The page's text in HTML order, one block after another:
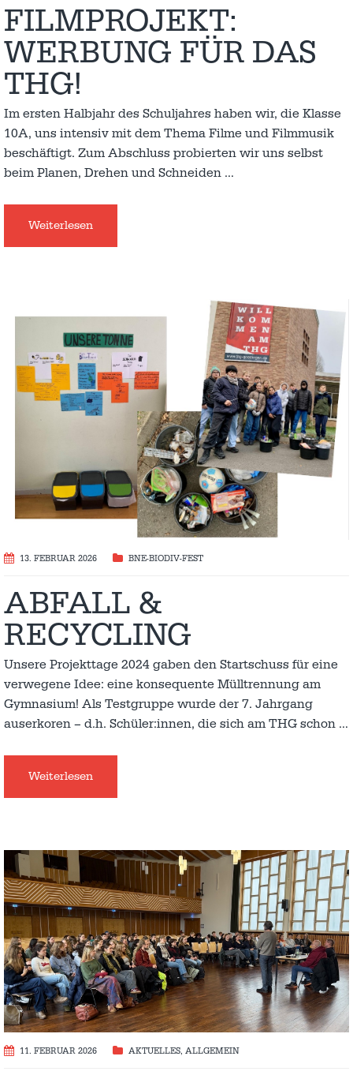
FILMPROJEKT:
WERBUNG FÜR DAS
THG!
Im ersten Halbjahr des Schuljahres haben wir, die Klasse
10A, uns intensiv mit dem Thema Filme und Filmmusik
beschäftigt. Zum Abschluss probierten wir uns selbst
beim Planen, Drehen und Schneiden …
Weiterlesen
13. FEBRUAR 2026 BNE-BIODIV-FEST
ABFALL &
RECYCLING
Unsere Projekttage 2024 gaben den Startschuss für eine
verwegene Idee: eine konsequente Mülltrennung am
Gymnasium! Als Testgruppe wurde der 7. Jahrgang
auserkoren – d.h. Schüler:innen, die sich am THG schon …
Weiterlesen
11. FEBRUAR 2026 AKTUELLES, ALLGEMEIN